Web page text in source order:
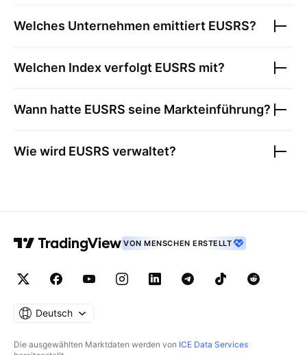
Welches Unternehmen emittiert EUSRS?
Welchen Index verfolgt EUSRS mit?
Wann hatte EUSRS seine Markteinführung?
Wie wird EUSRS verwaltet?
VON MENSCHEN ERSTELLT
Deutsch
Die ausgewählten Marktdaten werden von ICE Data Services